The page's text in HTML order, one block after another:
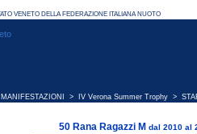
MANIFESTAZIONI > IV Verona Summer Trophy >
50 Rana Ragazzi M dal 2010 al